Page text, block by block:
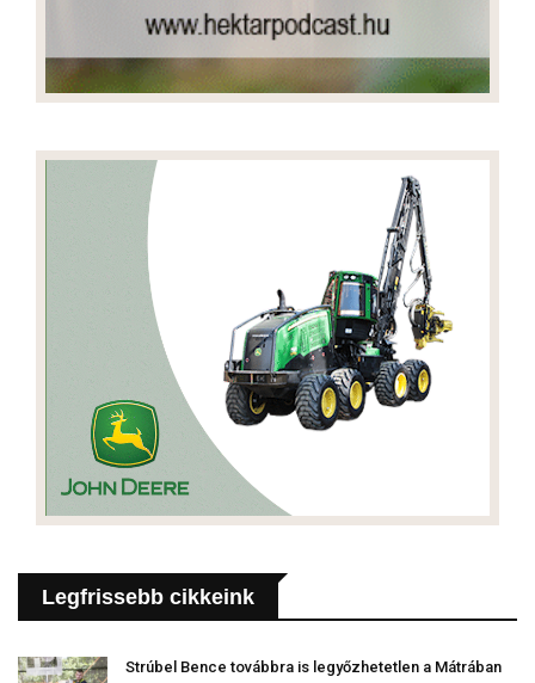
Legfrissebb cikkeink
Strúbel Bence továbbra is legyőzhetetlen a Mátrában